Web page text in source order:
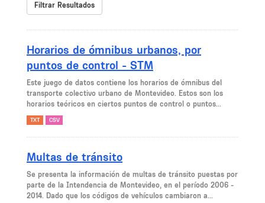
Filtrar Resultados
Horarios de ómnibus urbanos, por
puntos de control - STM
Este juego de datos contiene los horarios de ómnibus del
transporte colectivo urbano de Montevideo. Estos son los
horarios teóricos en ciertos puntos de control o puntos...
TXT CSV
Multas de tránsito
Se presenta la información de multas de tránsito puestas por
parte de la Intendencia de Montevideo, en el período 2006 -
2014. Dado que los códigos de vehículos cambiaron a...